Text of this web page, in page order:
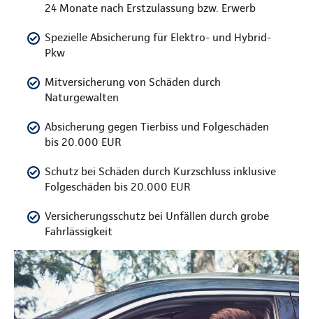
24 Monate nach Erstzulassung bzw. Erwerb
Spezielle Absicherung für Elektro- und Hybrid-
Pkw
Mitversicherung von Schäden durch
Naturgewalten
Absicherung gegen Tierbiss und Folgeschäden
bis 20.000 EUR
Schutz bei Schäden durch Kurzschluss inklusive
Folgeschäden bis 20.000 EUR
Versicherungsschutz bei Unfällen durch grobe
Fahrlässigkeit